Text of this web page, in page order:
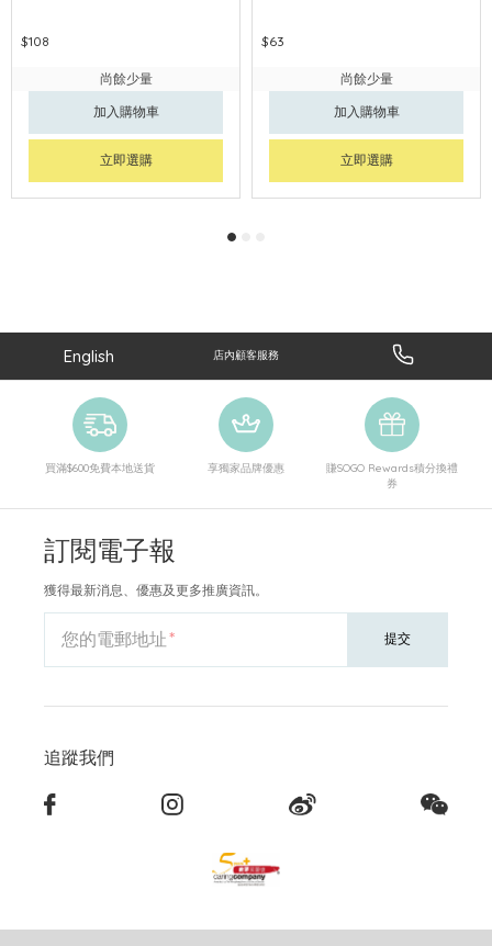
$108
尚餘少量
加入購物車
立即選購
$63
尚餘少量
加入購物車
立即選購
English 店內顧客服務
買滿$600免費本地送貨 享獨家品牌優惠
賺SOGO Rewards積分換禮
券
訂閱電子報
獲得最新消息、優惠及更多推廣資訊。
您的電郵地址 提交
追蹤我們